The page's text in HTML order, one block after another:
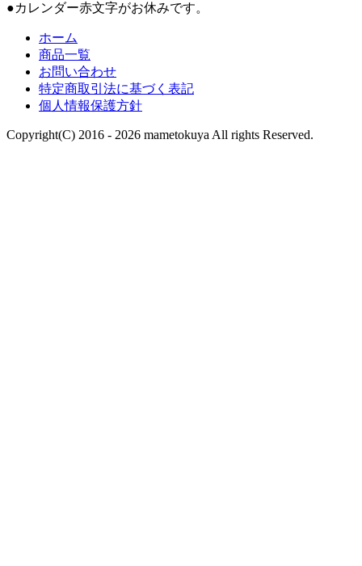
●カレンダー赤文字がお休みです。
ホーム
商品一覧
お問い合わせ
特定商取引法に基づく表記
個人情報保護方針
Copyright(C) 2016 - 2026 mametokuya All rights Reserved.